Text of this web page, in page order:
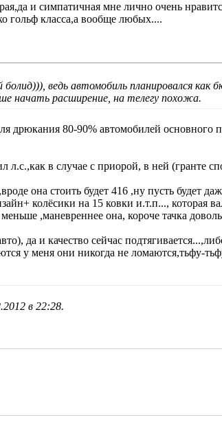
и симпатичная мне лично очень
гольф класса,а вообще любых....
ведь автомобиль планировался
начать расширение, на телегу похожа.
дрюкания 80-90% автомобилей
в случае с приорой, в ней (гранте
она стоить будет 416 ,ну пусть будет
колёсики на 15 ковки и.т.п..., которая
,маневреннее она, короче тачка
да и качество сейчас
у меня они никогда не ломаются,тьфу-
в 22:28.